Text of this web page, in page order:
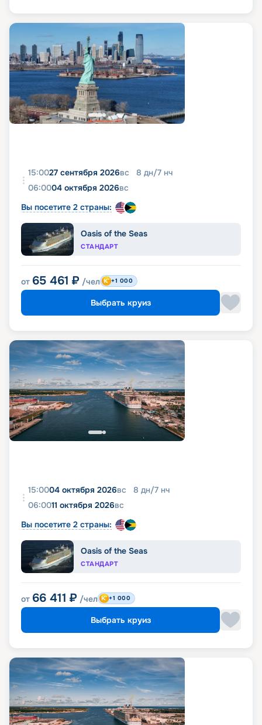
15:0027 сентября 2026вс 8 дн/7 нч
06:0004 октября 2026вс
Вы посетите 2 страны:
Oasis of the Seas
СТАНДАРТ
от 65 461 ₽ /чел +1 000
Выбрать круиз
15:0004 октября 2026вс 8 дн/7 нч
06:0011 октября 2026вс
Вы посетите 2 страны:
Oasis of the Seas
СТАНДАРТ
от 66 411 ₽ /чел +1 000
Выбрать круиз